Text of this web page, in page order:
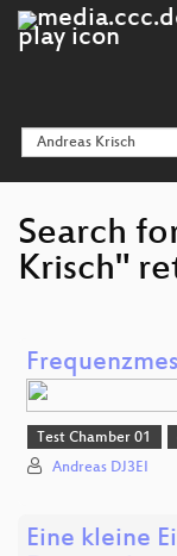
Search
Krisch"
Test Chamber 01
Andreas DJ3EI
Eine kleine